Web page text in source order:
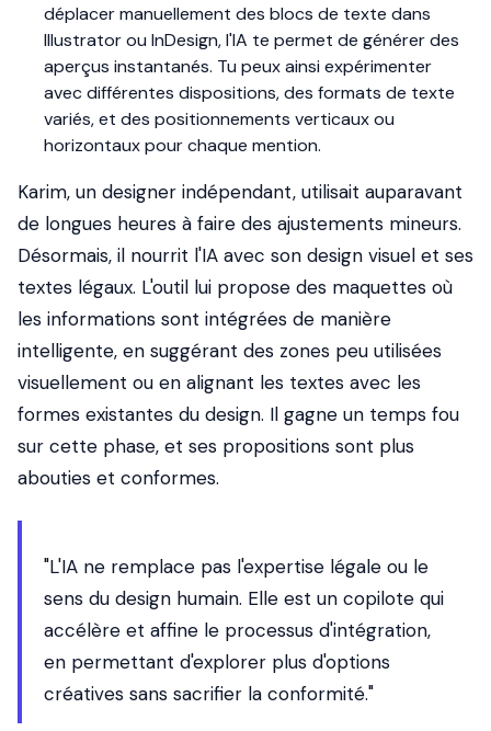
déplacer manuellement des blocs de texte dans
Illustrator ou InDesign, l'IA te permet de générer des
aperçus instantanés. Tu peux ainsi expérimenter
avec différentes dispositions, des formats de texte
variés, et des positionnements verticaux ou
horizontaux pour chaque mention.
Karim, un designer indépendant, utilisait auparavant
de longues heures à faire des ajustements mineurs.
Désormais, il nourrit l'IA avec son design visuel et ses
textes légaux. L'outil lui propose des maquettes où
les informations sont intégrées de manière
intelligente, en suggérant des zones peu utilisées
visuellement ou en alignant les textes avec les
formes existantes du design. Il gagne un temps fou
sur cette phase, et ses propositions sont plus
abouties et conformes.
"L'IA ne remplace pas l'expertise légale ou le
sens du design humain. Elle est un copilote qui
accélère et affine le processus d'intégration,
en permettant d'explorer plus d'options
créatives sans sacrifier la conformité."